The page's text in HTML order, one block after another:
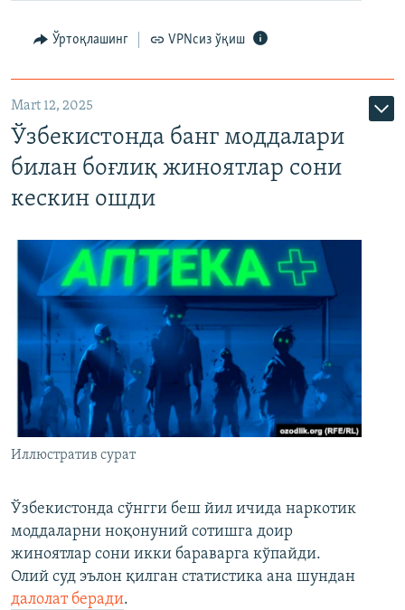
Ўртоқлашинг VPNсиз ўқиш
Mart 12, 2025
Ўзбекистонда банг моддалари
билан боғлиқ жиноятлар сони
кескин ошди
Иллюстратив сурат
Ўзбекистонда сўнгги беш йил ичида наркотик
моддаларни ноқонуний сотишга доир
жиноятлар сони икки бараварга кўпайди.
Олий суд эълон қилган статистика ана шундан
далолат беради.